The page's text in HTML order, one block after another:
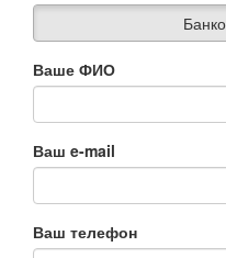
Ваше ФИО
Ваш e-mail
Ваш телефон